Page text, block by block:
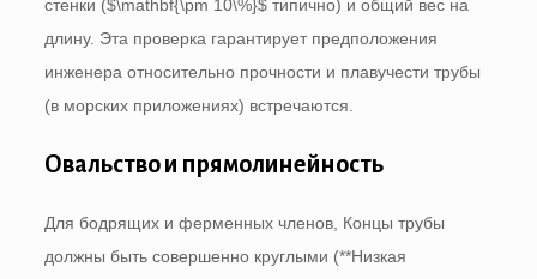
стенки ($\mathbf{\pm 10\%}$типично) и общий вес на
длину. Эта проверка гарантирует предположения
инженера относительно прочности и плавучести трубы
(в морских приложениях) встречаются.
Овальство и прямолинейность
Для бодрящих и ферменных членов, Концы трубы
должны быть совершенно круглыми (**Низкая